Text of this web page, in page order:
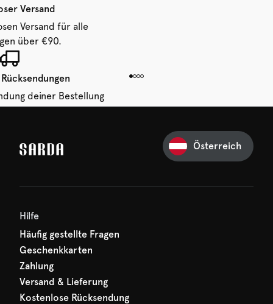
Versand
Versand für alle
über €90.
deiner Bestellung
14 Tagen.
erste Bestellung
Österreich
Hilfe
Häufig gestellte Fragen
Geschenkkarten
Zahlung
Versand & Lieferung
Kostenlose Rücksendung